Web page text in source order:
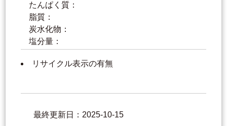
たんぱく質：
脂質：
炭水化物：
塩分量：
リサイクル表示の有無
最終更新日：2025-10-15